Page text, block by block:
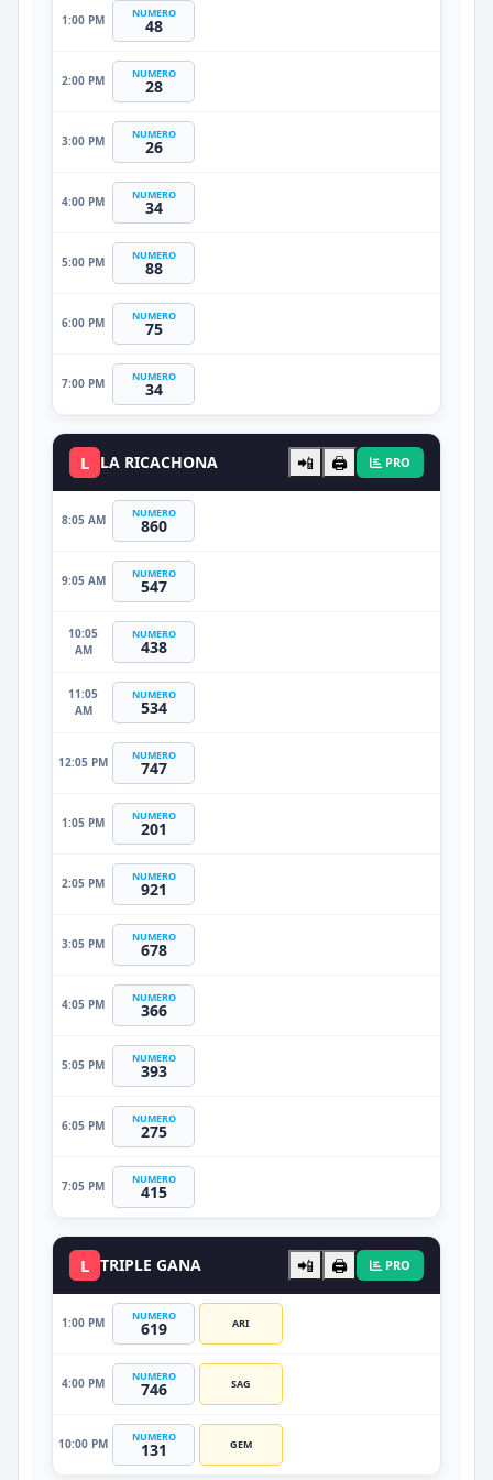
1:00 PM NUMERO
48
2:00 PM NUMERO
28
3:00 PM NUMERO
26
4:00 PM NUMERO
34
5:00 PM NUMERO
88
6:00 PM NUMERO
75
7:00 PM NUMERO
34
L LA RICACHONA 📲 🖨️ PRO
8:05 AM NUMERO
860
9:05 AM NUMERO
547
10:05
AM
NUMERO
438
11:05
AM
NUMERO
534
12:05 PM NUMERO
747
1:05 PM NUMERO
201
2:05 PM NUMERO
921
3:05 PM NUMERO
678
4:05 PM NUMERO
366
5:05 PM NUMERO
393
6:05 PM NUMERO
275
7:05 PM NUMERO
415
L TRIPLE GANA 📲 🖨️ PRO
1:00 PM NUMERO
619 ARI
4:00 PM NUMERO
746 SAG
10:00 PM NUMERO
131 GEM